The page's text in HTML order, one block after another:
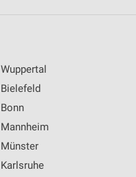
Wuppertal
Bielefeld
Bonn
Mannheim
Münster
Karlsruhe